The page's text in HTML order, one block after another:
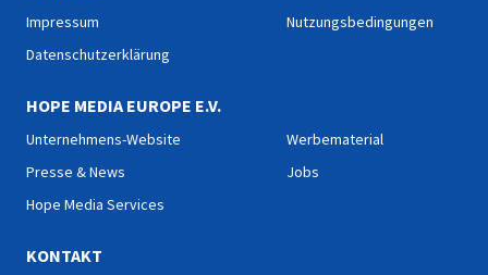
Impressum
Datenschutzerklärung
Nutzungsbedingungen
HOPE MEDIA EUROPE E.V.
Unternehmens-Website
Presse & News
Hope Media Services
Werbematerial
Jobs
KONTAKT